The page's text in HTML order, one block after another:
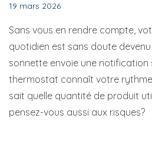
19 mars 2026
Sans vous en rendre compte,
quotidien est sans doute devenu
sonnette envoie une notification
thermostat connaît votre
sait quelle quantité de produit
pensez-vous aussi aux risques?